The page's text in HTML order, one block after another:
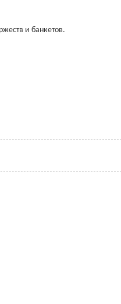
и банкетов.